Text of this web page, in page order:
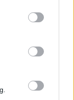
may click to
party tags to
below Google